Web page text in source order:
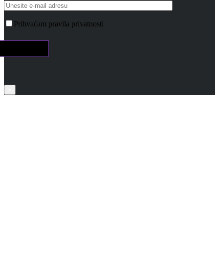
Prihvaćam pravila privatnosti